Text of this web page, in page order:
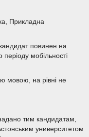
Прикладна
повинен на
мобільності
мовою, на рівні не
тим кандидатам,
университетом